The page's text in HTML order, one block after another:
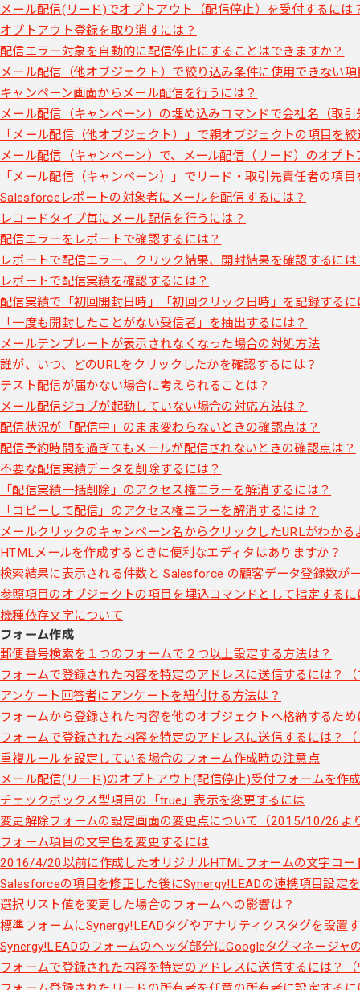
メール配信(リード)でオプトアウト（配信停止）を受付するには
オプトアウト登録を取り消すには？
配信エラー対象を自動的に配信停止にすることはできますか？
メール配信（他オブジェクト）で絞り込み条件に使用できない項
キャンペーン画面からメール配信を行うには？
メール配信（キャンペーン）の埋め込みコマンドで会社名（取
「メール配信（他オブジェクト）」で親オブジェクトの項目を
メール配信（キャンペーン）で、メール配信（リード）のオプ
「メール配信（キャンペーン）」でリード・取引先責任者の項
Salesforceレポートの対象者にメールを配信するには？
レコードタイプ毎にメール配信を行うには？
配信エラーをレポートで確認するには？
レポートで配信エラー、クリック結果、開封結果を確認するには
レポートで配信実績を確認するには？
配信実績で「初回開封日時」「初回クリック日時」を記録するに
「一度も開封したことがない受信者」を抽出するには？
メールテンプレートが表示されなくなった場合の対処方法
誰が、いつ、どのURLをクリックしたかを確認するには？
テスト配信が届かない場合に考えられることは？
メール配信ジョブが起動していない場合の対応方法は？
配信状況が「配信中」のまま変わらないときの確認点は？
配信予約時間を過ぎてもメールが配信されないときの確認点は？
不要な配信実績データを削除するには？
「配信実績一括削除」のアクセス権エラーを解消するには？
「コピーして配信」のアクセス権エラーを解消するには？
メールクリックのキャンペーン名からクリックしたURLがわかる
HTMLメールを作成するときに便利なエディタはありますか？
検索結果に表示される件数と Salesforce の顧客データ登録数が
参照項目のオブジェクトの項目を埋込コマンドとして指定するに
機種依存文字について
フォーム作成
郵便番号検索を１つのフォームで２つ以上設定する方法は？
フォームで登録された内容を特定のアドレスに送信するには？
アンケート回答者にアンケートを紐付ける方法は？
フォームから登録された内容を他のオブジェクトへ格納するため
フォームで登録された内容を特定のアドレスに送信するには？
重複ルールを設定している場合のフォーム作成時の注意点
メール配信(リード)のオプトアウト(配信停止)受付フォームを作
チェックボックス型項目の「true」表示を変更するには
変更解除フォームの設定画面の変更点について（2015/10/26よ
フォーム項目の文字色を変更するには
2016/4/20以前に作成したオリジナルHTMLフォームの文字コー
Salesforceの項目を修正した後にSynergy!LEADの連携項目設定
選択リスト値を変更した場合のフォームへの影響は？
標準フォームにSynergy!LEADタグやアナリティクスタグを設置
Synergy!LEADのフォームのヘッダ部分にGoogleタグマネージャ
フォームで登録された内容を特定のアドレスに送信するには？